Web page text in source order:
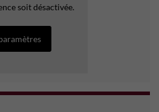
soit désactivée.